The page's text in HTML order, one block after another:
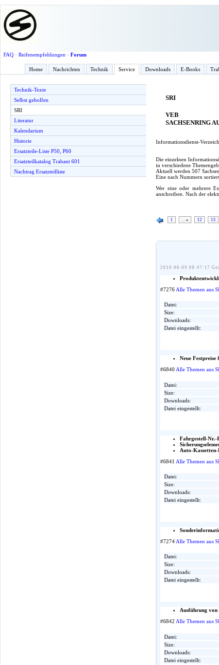
FAQ· Reifenempfehlungen · Forum
Home Nachrichten Technik Service Downloads E-Books
Technik-Texte
Selbst geholfen
SRI
Literatur
Kalendarium
Historie
Ersatzteile-Liste P50, P60
Ersatzteilkatalog Trabant 601
Nachtrag Ersatzteilliste
SRI
VEB
SACHSENRING
Informationsdienst-
Die einzelnen
in verschiedene
Aktuell werden 507
Eine nach Nummern
Wer eine oder mehrere
anschreiben. Nach der
1 … 12 13
2010-06-09 08:47:17
#7276 Alle Themen aus
Datei:
Size:
Downloads:
Datei eingestellt:
Neue
#6840 Alle Themen aus
Datei:
Size:
Downloads:
Datei eingestellt:
Fahrgestell-Nr.-
Auto-
#6841 Alle Themen aus
Datei:
Size:
Downloads:
Datei eingestellt:
#7274 Alle Themen aus
Datei:
Size:
Downloads:
Datei eingestellt:
Ausführung von
#6842 Alle Themen aus
Datei:
Size:
Downloads:
Datei eingestellt: